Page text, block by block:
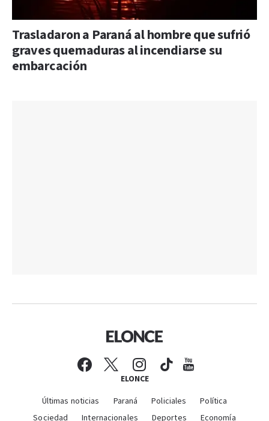
Trasladaron a Paraná al hombre que sufrió
graves quemaduras al incendiarse su
embarcación
ELONCE
Últimas noticias Paraná Policiales
Política
Sociedad
Internacionales Deportes Economía